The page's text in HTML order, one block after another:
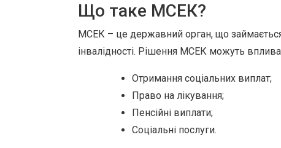
Що таке МСЕК?
МСЕК – це державний орган, що
інвалідності. Рішення МСЕК можуть
Отримання соціальних виплат;
Право на лікування;
Пенсійні виплати;
Соціальні послуги.